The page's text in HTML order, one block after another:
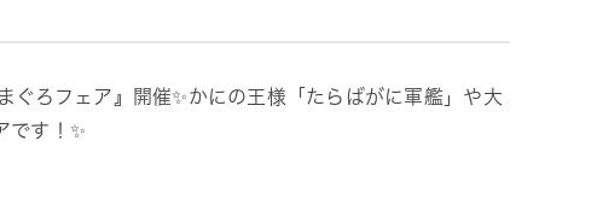
ぐろフェア』開催✨かにの王様「たらばがに軍艦」や大
です！✨